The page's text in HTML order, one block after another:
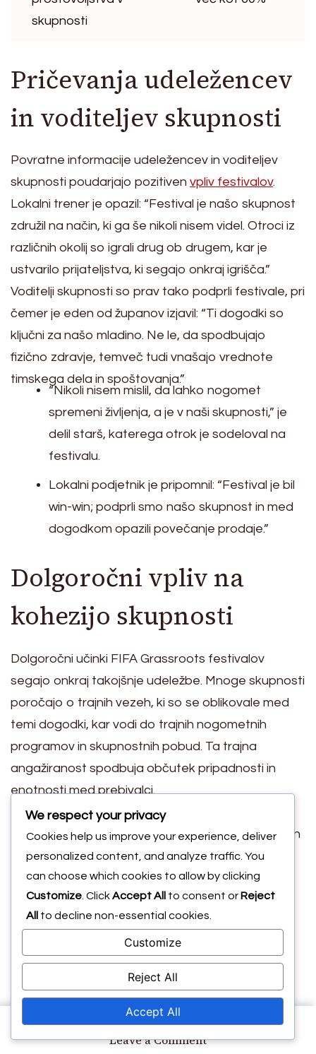
Leave a Commenton
skupnosti
Pričevanja udeležencev
in voditeljev skupnosti
Povratne informacije udeležencev in voditeljev
skupnosti poudarjajo pozitiven vpliv festivalov.
Lokalni trener je opazil: “Festival je našo skupnost
združil na način, ki ga še nikoli nisem videl. Otroci iz
različnih okolij so igrali drug ob drugem, kar je
ustvarilo prijateljstva, ki segajo onkraj igrišča.”
Voditelji skupnosti so prav tako podprli festivale, pri
čemer je eden od županov izjavil: “Ti dogodki so
ključni za našo mladino. Ne le, da spodbujajo
fizično zdravje, temveč tudi vnašajo vrednote
timskega dela in spoštovanja.”
“Nikoli nisem mislil, da lahko nogomet
spremeni življenja, a je v naši skupnosti,” je
delil starš, katerega otrok je sodeloval na
festivalu.
Lokalni podjetnik je pripomnil: “Festival je bil
win-win; podprli smo našo skupnost in med
dogodkom opazili povečanje prodaje.”
Dolgoročni vpliv na
kohezijo skupnosti
Dolgoročni učinki FIFA Grassroots festivalov
segajo onkraj takojšnje udeležbe. Mnoge skupnosti
poročajo o trajnih vezeh, ki so se oblikovale med
temi dogodki, kar vodi do trajnih nogometnih
programov in skupnostnih pobud. Ta trajna
angažiranost spodbuja občutek pripadnosti in
enotnosti med prebivalci.
Poleg tega so festivali spodbudili nadaljnja
sodelovanja med lokalnimi organizacijami, šolami in
podjetji ter ustvarili mrežo podpore za mladinske
aktivnosti. Ta partnerstva pogosto vodijo do
dodatnega financiranja in virov za skupnostne
projekte.
V letih po festivalih so številna mesta opazila
zmanjšanje težav, povezanih z mladimi, kot so
delinkvenca in nezainteresiranost, kar pripisujejo
pozitivnemu okolju, ki ga ustvarja nogomet in
We respect your privacy
Cookies help us improve your experience, deliver
personalized content, and analyze traffic. You
can choose which cookies to allow by clicking
Customize . ClickAccept All to consent or Reject
All
to decline non-essential cookies.
Customize
Reject All
Accept All